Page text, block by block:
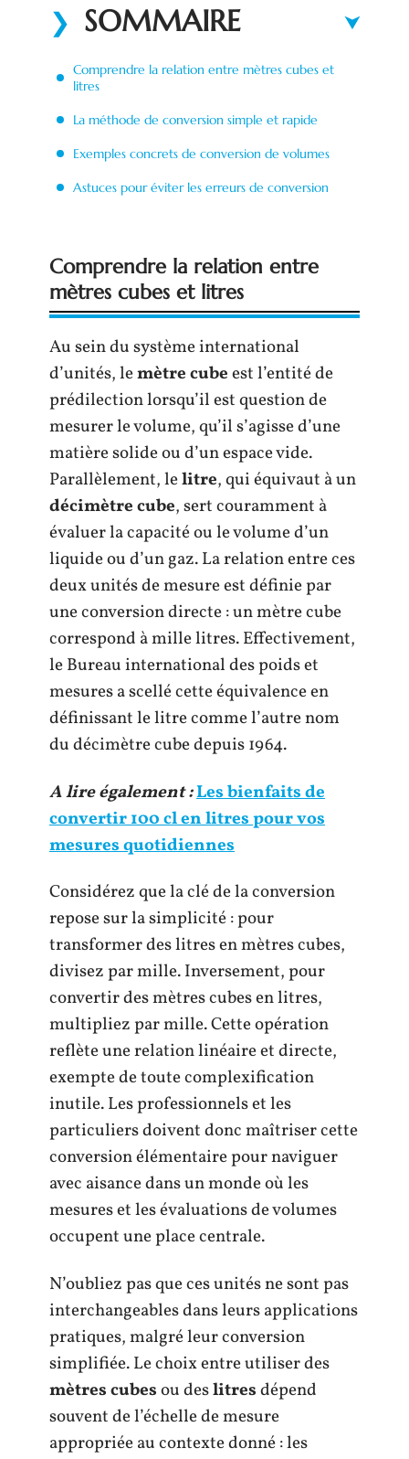
SOMMAIRE
Comprendre la relation entre mètres cubes et
litres
La méthode de conversion simple et rapide
Exemples concrets de conversion de volumes
Astuces pour éviter les erreurs de conversion
Comprendre la relation entre
mètres cubes et litres
Au sein du système international
d’unités, lemètre cubeest l’entité de
prédilection lorsqu’il est question de
mesurer le volume, qu’il s’agisse d’une
matière solide ou d’un espace vide.
Parallèlement, lelitre, qui équivaut à un
décimètre cube, sert couramment à
évaluer la capacité ou le volume d’un
liquide ou d’un gaz. La relation entre ces
deux unités de mesure est définie par
une conversion directe : un mètre cube
correspond à mille litres. Effectivement,
le Bureau international des poids et
mesures a scellé cette équivalence en
définissant le litre comme l’autre nom
du décimètre cube depuis 1964.
A lire également :Les bienfaits de
convertir 100 cl en litres pour vos
mesures quotidiennes
Considérez que la clé de la conversion
repose sur la simplicité : pour
transformer des litres en mètres cubes,
divisez par mille. Inversement, pour
convertir des mètres cubes en litres,
multipliez par mille. Cette opération
reflète une relation linéaire et directe,
exempte de toute complexification
inutile. Les professionnels et les
particuliers doivent donc maîtriser cette
conversion élémentaire pour naviguer
avec aisance dans un monde où les
mesures et les évaluations de volumes
occupent une place centrale.
N’oubliez pas que ces unités ne sont pas
interchangeables dans leurs applications
pratiques, malgré leur conversion
simplifiée. Le choix entre utiliser des
mètres cubesou deslitresdépend
souvent de l’échelle de mesure
appropriée au contexte donné : les